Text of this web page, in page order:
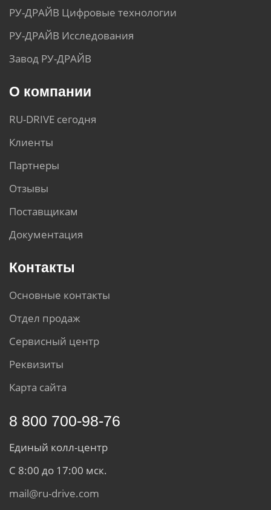
РУ-ДРАЙВ Цифровые технологии
РУ-ДРАЙВ Исследования
Завод РУ-ДРАЙВ
О компании
RU-DRIVE сегодня
Клиенты
Партнеры
Отзывы
Поставщикам
Документация
Контакты
Основные контакты
Отдел продаж
Сервисный центр
Реквизиты
Карта сайта
8 800 700-98-76
Единый колл-центр
С 8:00 до 17:00 мск.
mail@ru-drive.com